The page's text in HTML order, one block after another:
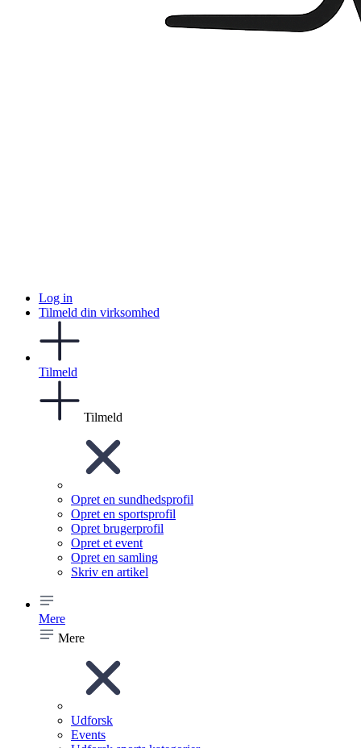
Log in
Tilmeld din virksomhed
Tilmeld
Tilmeld
Opret en sundhedsprofil
Opret en sportsprofil
Opret brugerprofil
Opret et event
Opret en samling
Skriv en artikel
Mere
Mere
Udforsk
Events